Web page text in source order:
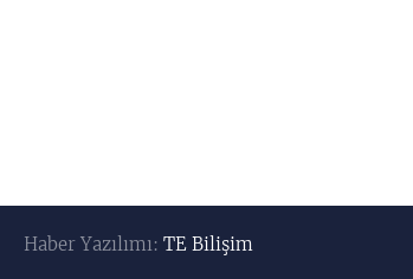
Haber Yazılımı:TE Bilişim